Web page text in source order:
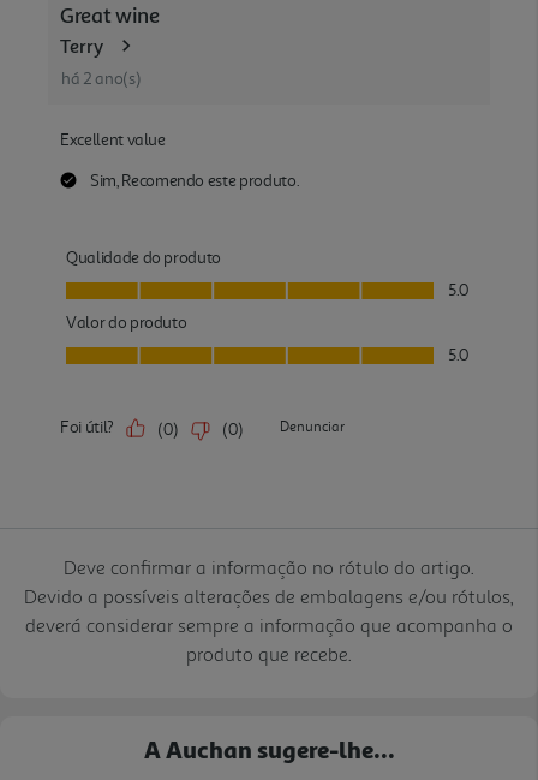
Deve confirmar a informação no rótulo do artigo.
Devido a possíveis alterações de embalagens e/ou rótulos,
deverá considerar sempre a informação que acompanha o
produto que recebe.
A Auchan sugere-lhe...